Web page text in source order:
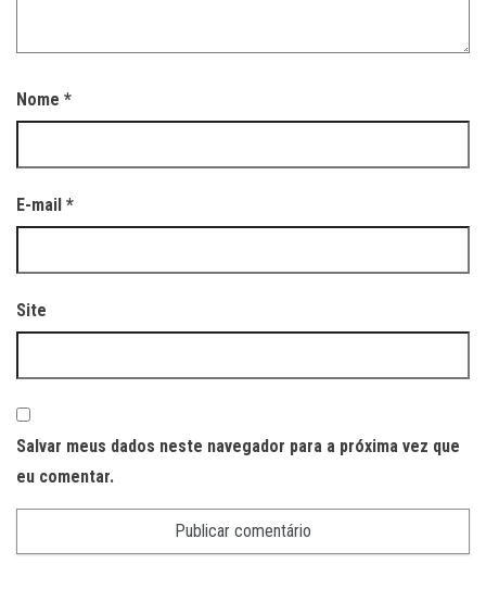
Nome *
E-mail *
Site
Salvar meus dados neste navegador para a próxima vez que
eu comentar.